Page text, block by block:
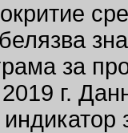
за
г.